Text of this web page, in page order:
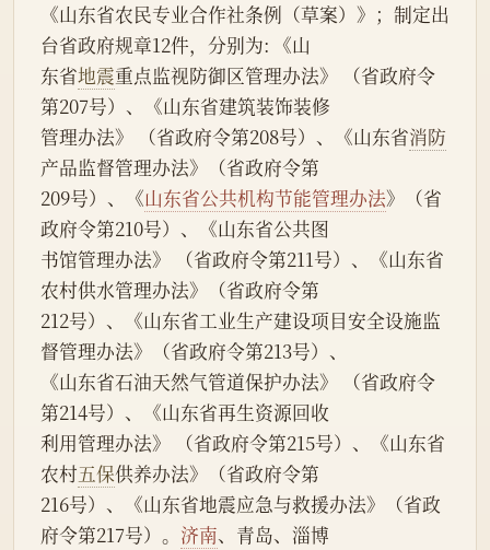
《山东省农民专业合作社条例（草案）》；制定出
台省政府规章12件，分别为: 《山
东省地震重点监视防御区管理办法》 （省政府令
第207号）、《山东省建筑装饰装修
管理办法》 （省政府令第208号）、《山东省消防
产品监督管理办法》（省政府令第
209号）、《山东省公共机构节能管理办法》（省
政府令第210号）、《山东省公共图
书馆管理办法》 （省政府令第211号）、《山东省
农村供水管理办法》（省政府令第
212号）、《山东省工业生产建设项目安全设施监
督管理办法》（省政府令第213号）、
《山东省石油天然气管道保护办法》 （省政府令
第214号）、《山东省再生资源回收
利用管理办法》 （省政府令第215号）、《山东省
农村五保供养办法》（省政府令第
216号）、《山东省地震应急与救援办法》（省政
府令第217号）。 济南、青岛、淄博